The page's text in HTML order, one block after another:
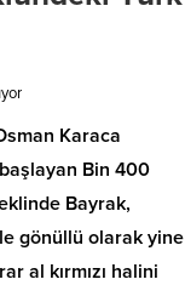
Karaca
Bin 400
Bayrak,
gönüllü olarak yine
al kırmızı halini